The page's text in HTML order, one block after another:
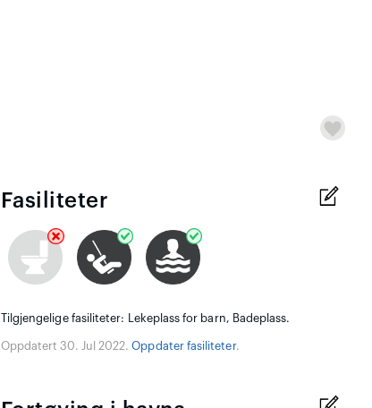
Fasiliteter
Tilgjengelige fasiliteter: Lekeplass for barn, Badeplass.
Oppdatert 30. Jul 2022.Oppdater fasiliteter.